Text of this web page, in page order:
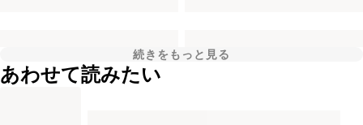
続きをもっと見る
あわせて読みたい